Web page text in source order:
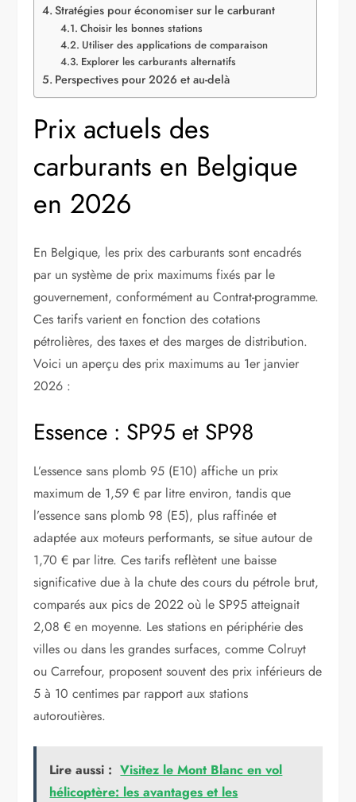
Stratégies pour économiser sur le carburant
Choisir les bonnes stations
Utiliser des applications de comparaison
Explorer les carburants alternatifs
Perspectives pour 2026 et au-delà
Prix actuels des
carburants en Belgique
en 2026
En Belgique, les prix des carburants sont encadrés
par un système de prix maximums fixés par le
gouvernement, conformément au Contrat-programme.
Ces tarifs varient en fonction des cotations
pétrolières, des taxes et des marges de distribution.
Voici un aperçu des prix maximums au 1er janvier
2026 :
Essence : SP95 et SP98
L’essence sans plomb 95 (E10) affiche un prix
maximum de 1,59 € par litre environ, tandis que
l’essence sans plomb 98 (E5), plus raffinée et
adaptée aux moteurs performants, se situe autour de
1,70 € par litre. Ces tarifs reflètent une baisse
significative due à la chute des cours du pétrole brut,
comparés aux pics de 2022 où le SP95 atteignait
2,08 € en moyenne. Les stations en périphérie des
villes ou dans les grandes surfaces, comme Colruyt
ou Carrefour, proposent souvent des prix inférieurs de
5 à 10 centimes par rapport aux stations
autoroutières.
Lire aussi : Visitez le Mont Blanc en vol
hélicoptère: les avantages et les